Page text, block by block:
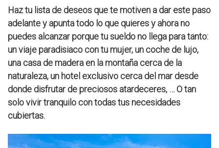
Haz tu lista de deseos que te motiven a dar este paso
adelante y apunta todo lo que quieres y ahora no
puedes alcanzar porque tu sueldo no llega para tanto:
un viaje paradisiaco con tu mujer, un coche de lujo,
una casa de madera en la montaña cerca de la
naturaleza, un hotel exclusivo cerca del mar desde
donde disfrutar de preciosos atardeceres, … O tan
solo vivir tranquilo con todas tus necesidades
cubiertas.